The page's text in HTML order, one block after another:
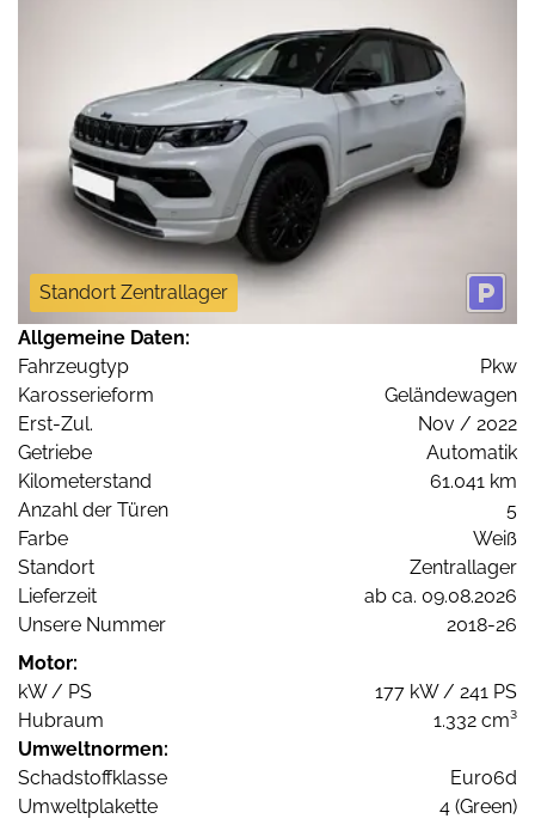
Standort Zentrallager
Allgemeine Daten:
Fahrzeugtyp
Pkw
Karosserieform
Geländewagen
Erst-Zul.
Nov / 2022
Getriebe
Automatik
Kilometerstand
61.041 km
Anzahl der Türen
5
Farbe
Weiß
Standort
Zentrallager
Lieferzeit
ab ca. 09.08.2026
Unsere Nummer
2018-26
Motor:
kW / PS
177 kW / 241 PS
Hubraum
1.332 cm³
Umweltnormen:
Schadstoffklasse
Euro6d
Umweltplakette
4 (Green)